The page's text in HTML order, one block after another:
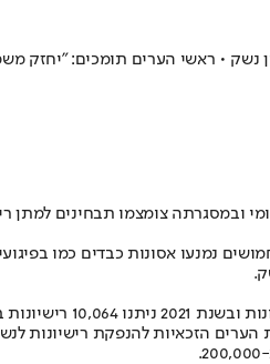
• כ-200,000 תושבים נוספים יוכלו להגיש בקשה לרישיון
לאומי ובמסגרתה צומצמו תבחינים
נמנעו אסונות כבדים כמו
הזכאיות להנפקת רישיונות